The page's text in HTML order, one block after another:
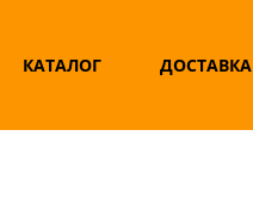
КАТАЛОГ ДОСТАВКА